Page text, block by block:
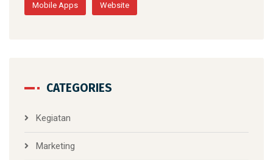
Mobile Apps Website
CATEGORIES
Kegiatan
Marketing